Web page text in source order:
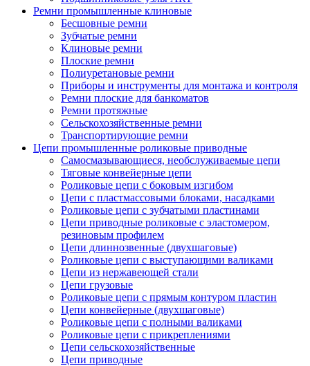
Ремни промышленные клиновые
Бесшовные ремни
Зубчатые ремни
Клиновые ремни
Плоские ремни
Полиуретановые ремни
Приборы и инструменты для монтажа и контроля
Ремни плоские для банкоматов
Ремни протяжные
Сельскохозяйственные ремни
Транспортирующие ремни
Цепи промышленные роликовые приводные
Самосмазывающиеся, необслуживаемые цепи
Тяговые конвейерные цепи
Роликовые цепи с боковым изгибом
Цепи с пластмассовыми блоками, насадками
Роликовые цепи с зубчатыми пластинами
Цепи приводные роликовые с эластомером,
резиновым профилем
Цепи длиннозвенные (двухшаговые)
Роликовые цепи с выступающими валиками
Цепи из нержавеющей стали
Цепи грузовые
Роликовые цепи с прямым контуром пластин
Цепи конвейерные (двухшаговые)
Роликовые цепи с полными валиками
Роликовые цепи с прикреплениями
Цепи сельскохозяйственные
Цепи приводные